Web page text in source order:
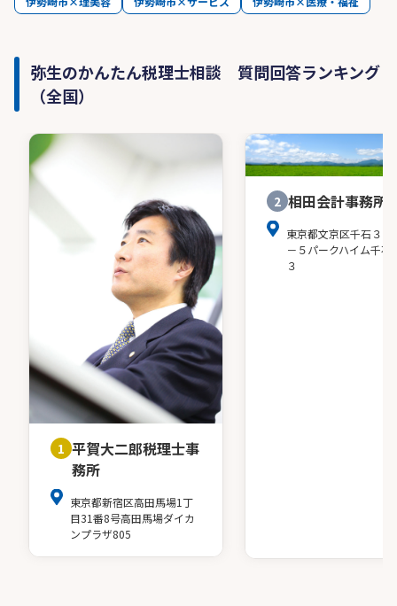
弥生のかんたん税理士相談 質問回答ランキング
（全国）
1 平賀大二郎税理士事
務所
東京都新宿区高田馬場1丁
目31番8号高田馬場ダイカ
ンプラザ805
2 相田会計事務所
東京都文京区千石３－
－５パークハイム千石
３